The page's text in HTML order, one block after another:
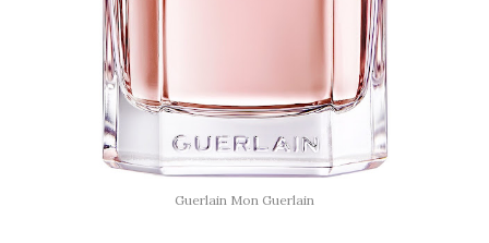
Guerlain Mon Guerlain